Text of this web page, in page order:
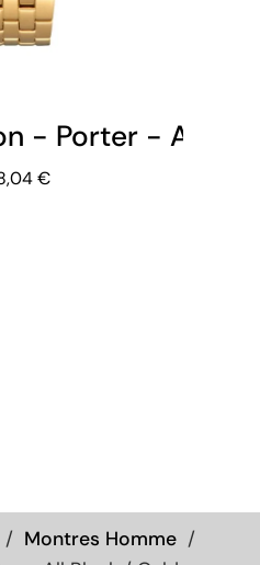
- Porter - All
€
Montres Homme